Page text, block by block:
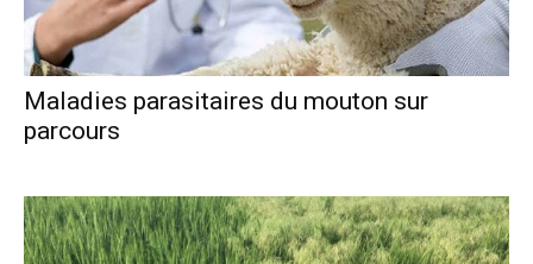
Maladies parasitaires du mouton sur
parcours